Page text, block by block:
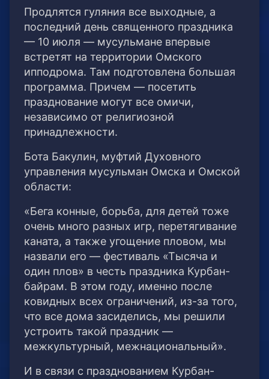
Продлятся гуляния все выходные, а
последний день священного праздника
— 10 июля — мусульмане впервые
встретят на территории Омского
ипподрома. Там подготовлена большая
программа. Причем — посетить
празднование могут все омичи,
независимо от религиозной
принадлежности.
Бота Бакулин, муфтий Духовного
управления мусульман Омска и Омской
области:
«Бега конные, борьба, для детей тоже
очень много разных игр, перетягивание
каната, а также угощение пловом, мы
назвали его — фестиваль «Тысяча и
один плов» в честь праздника Курбан-
байрам. В этом году, именно после
ковидных всех ограничений, из-за того,
что все дома засиделись, мы решили
устроить такой праздник —
межкультурный, межнациональный».
И в связи с празднованием Курбан-